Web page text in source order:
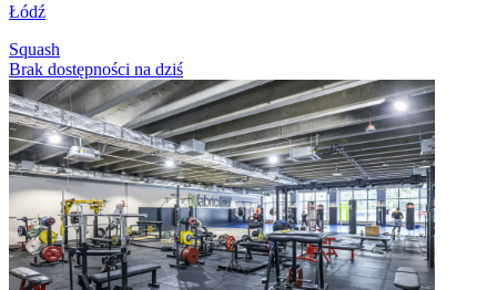
Łódź
Squash
Brak dostępności na dziś